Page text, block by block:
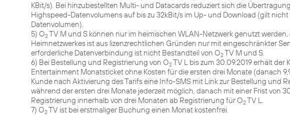
KBit/s). Bei hinzubestellten Multi- und Datacards reduziert sich die
Highspeed-Datenvolumens auf bis zu 32kBit/s im Up- und Download (gilt
Datenvolumen).
5) O2TV M und S können nur im heimischen WLAN-Netzwerk genutzt
Heimnetzwerkes ist aus lizenzrechtlichen Gründen nur mit eingeschränkter
erforderliche Datenverbindung ist nicht Bestandteil von O2TV M und S.
6) Bei Bestellung und Registrierung von O2TV L bis zum 30.09.2019 erhält der
Entertainment Monatsticket ohne Kosten für die ersten drei Monate (danach
Kunde nach Aktivierung des Tarifs eine Info-SMS mit Link zur Bestellung und
während der ersten drei Monate jederzeit möglich, danach mit einer Frist von
Registrierung innerhalb von drei Monaten ab Registrierung für O2TV L.
7) O2TV ist bei erstmaliger Buchung einen Monat kostenfrei.